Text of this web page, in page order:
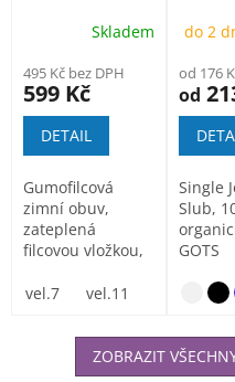
Skladem
495 Kč bez DPH
599 Kč
DETAIL
Gumofilcová
zimní obuv,
zateplená
filcovou vložkou,
filc.
vel.7 vel.11
do 2
od 176
od
Single
Slub,
GOTS
ZOBRAZIT